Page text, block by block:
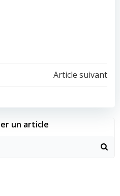
Navigation
de
l’article
Article suivant
un article